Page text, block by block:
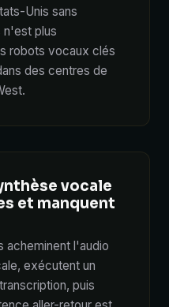
Unis sans
n'est plus
robots vocaux clés
des centres de
vocale
et manquent
acheminent l'audio
exécutent un
puis